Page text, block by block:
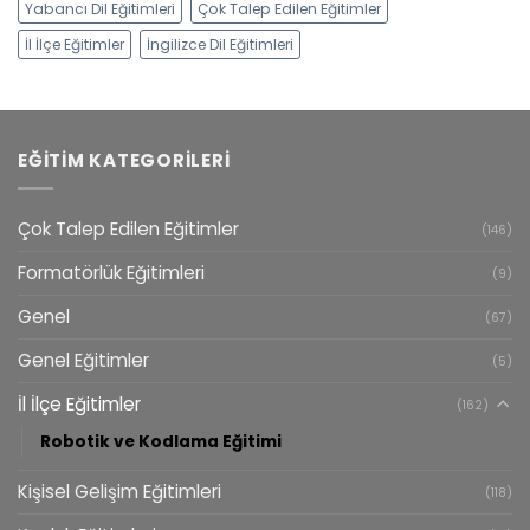
Yabancı Dil Eğitimleri
Çok Talep Edilen Eğitimler
İl İlçe Eğitimler
İngilizce Dil Eğitimleri
EĞITIM KATEGORILERI
Çok Talep Edilen Eğitimler (146)
Formatörlük Eğitimleri (9)
Genel (67)
Genel Eğitimler (5)
İl İlçe Eğitimler (162)
Robotik ve Kodlama Eğitimi
Kişisel Gelişim Eğitimleri (118)